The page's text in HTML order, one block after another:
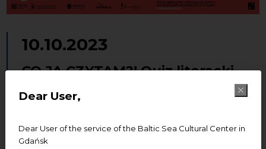
Dear User,
Dear User of the service of the Baltic Sea Cultural Center in
Gdańsk
10.10.2023
CO JA CZYTAM?! Quiz literacki
w NCK | Woje z Sopotu – Kajko i
Literatura